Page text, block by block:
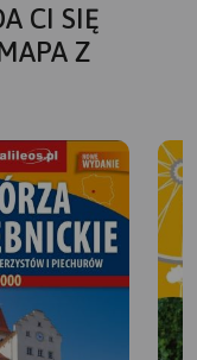
CI SIĘ
Z